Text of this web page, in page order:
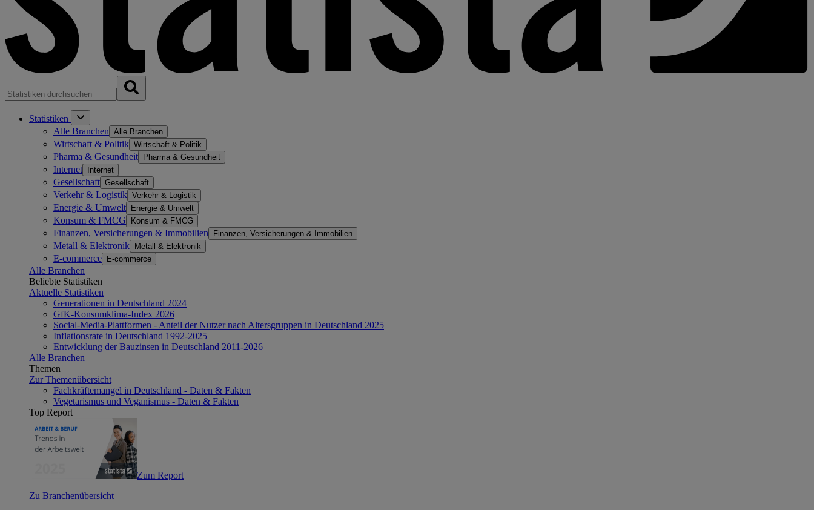
Statistiken
Alle Branchen Alle Branchen
Wirtschaft & Politik Wirtschaft & Politik
Pharma & Gesundheit Pharma & Gesundheit
Internet Internet
Gesellschaft Gesellschaft
Verkehr & Logistik Verkehr & Logistik
Energie & Umwelt Energie & Umwelt
Konsum & FMCG Konsum & FMCG
Finanzen, Versicherungen & Immobilien Finanzen, Versicherungen & Immobilien
Metall & Elektronik Metall & Elektronik
E-commerce E-commerce
Alle Branchen
Beliebte Statistiken
Aktuelle Statistiken
Generationen in Deutschland 2024
GfK-Konsumklima-Index 2026
Social-Media-Plattformen - Anteil der Nutzer nach Altersgruppen in Deutschland 2025
Inflationsrate in Deutschland 1992-2025
Entwicklung der Bauzinsen in Deutschland 2011-2026
Alle Branchen
Themen
Zur Themenübersicht
Fachkräftemangel in Deutschland - Daten & Fakten
Vegetarismus und Veganismus - Daten & Fakten
Top Report
Zum Report
Zu Branchenübersicht